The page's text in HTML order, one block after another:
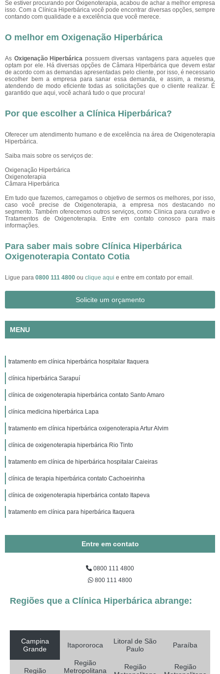
Se estiver procurando por Oxigenoterapia, acabou de achar a melhor empresa
isso. Com a Clínica Hiperbárica você pode encontrar diversas opções, sempre
contando com qualidade e a excelência que você merece.
O melhor em Oxigenação Hiperbárica
As Oxigenação Hiperbárica possuem diversas vantagens para aqueles que
optam por ele. Há diversas opções de Câmara Hiperbárica que devem estar
de acordo com as demandas apresentadas pelo cliente, por isso, é necessario
escolher bem a empresa para sanar essa demanda, e assim, a mesma,
atendendo de modo eficiente todas as solicitações que o cliente realizar. É
garantido que aqui, você achará tudo o que procura!
Por que escolher a Clínica Hiperbárica?
Oferecer um atendimento humano e de excelência na área de Oxigenoterapia
Hiperbárica.
Saiba mais sobre os serviços de:
Oxigenação Hiperbárica
Oxigenoterapia
Câmara Hiperbárica
Em tudo que fazemos, carregamos o objetivo de sermos os melhores, por isso,
caso você precise de Oxigenoterapia, a empresa nos destacando no
segmento. Também oferecemos outros serviços, como Clinica para curativo e
Tratamentos de Oxigenoterapia. Entre em contato conosco para mais
informações.
Para saber mais sobre Clínica Hiperbárica
Oxigenoterapia Contato Cotia
Ligue para 0800 111 4800 ou clique aqui e entre em contato por email.
Solicite um orçamento
MENU
tratamento em clínica hiperbárica hospitalar Itaquera
clínica hiperbárica Sarapuí
clínica de oxigenoterapia hiperbárica contato Santo Amaro
clínica medicina hiperbárica Lapa
tratamento em clínica hiperbárica oxigenoterapia Artur Alvim
clínica de oxigenoterapia hiperbárica Rio Tinto
tratamento em clínica de hiperbárica hospitalar Caieiras
clínica de terapia hiperbárica contato Cachoeirinha
clínica de oxigenoterapia hiperbárica contato Itapeva
tratamento em clínica para hiperbárica Itaquera
Entre em contato
0800 111 4800
800 111 4800
Regiões que a Clínica Hiperbárica abrange:
Campina
Grande
Itapororoca
Litoral de São
Paulo
Paraíba
Região
Região
Metropolitana
Região
Região